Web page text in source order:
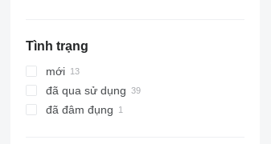
Tình trạng
mới
đã qua sử dụng
đã đâm đụng